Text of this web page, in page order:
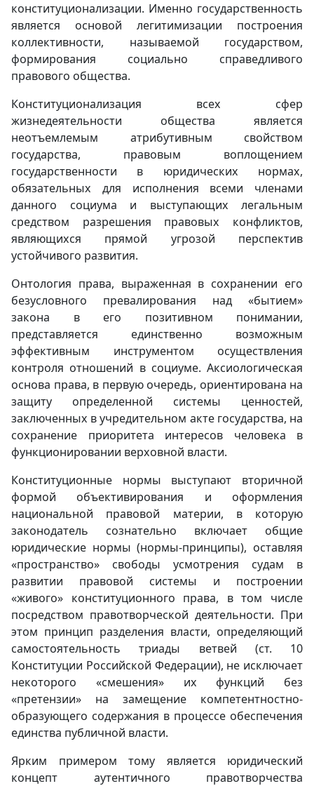
конституционализации. Именно государственность
является основой легитимизации построения
коллективности, называемой государством,
формирования социально справедливого
правового общества.
Конституционализация всех сфер
жизнедеятельности общества является
неотъемлемым атрибутивным свойством
государства, правовым воплощением
государственности в юридических нормах,
обязательных для исполнения всеми членами
данного социума и выступающих легальным
средством разрешения правовых конфликтов,
являющихся прямой угрозой перспектив
устойчивого развития.
Онтология права, выраженная в сохранении его
безусловного превалирования над «бытием»
закона в его позитивном понимании,
представляется единственно возможным
эффективным инструментом осуществления
контроля отношений в социуме. Аксиологическая
основа права, в первую очередь, ориентирована на
защиту определенной системы ценностей,
заключенных в учредительном акте государства, на
сохранение приоритета интересов человека в
функционировании верховной власти.
Конституционные нормы выступают вторичной
формой объективирования и оформления
национальной правовой материи, в которую
законодатель сознательно включает общие
юридические нормы (нормы-принципы), оставляя
«пространство» свободы усмотрения судам в
развитии правовой системы и построении
«живого» конституционного права, в том числе
посредством правотворческой деятельности. При
этом принцип разделения власти, определяющий
самостоятельность триады ветвей (ст. 10
Конституции Российской Федерации), не исключает
некоторого «смешения» их функций без
«претензии» на замещение компетентностно-
образующего содержания в процессе обеспечения
единства публичной власти.
Ярким примером тому является юридический
концепт аутентичного правотворчества